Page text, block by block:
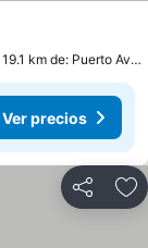
Playa del Carmen, a 19.1 km de: Puerto Aventuras
Ver precios
Compartir